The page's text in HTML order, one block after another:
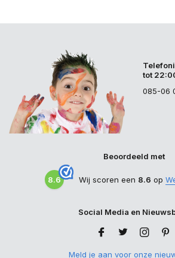
tot
085-06
Beoordeeld met
8.6 Wij scoren een 8.6 op
Social Media en
Meld je aan voor onze